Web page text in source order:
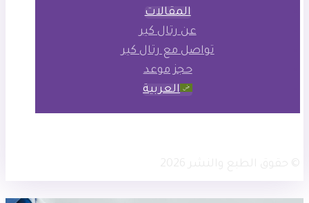
المقالات
عن رتال كير
تواصل مع رتال كير
حجز موعد
العربية